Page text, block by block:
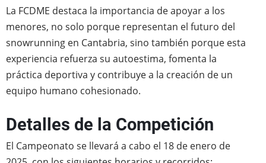
La FCDME destaca la importancia de apoyar a los
menores, no solo porque representan el futuro del
snowrunning en Cantabria, sino también porque esta
experiencia refuerza su autoestima, fomenta la
práctica deportiva y contribuye a la creación de un
equipo humano cohesionado.
Detalles de la Competición
El Campeonato se llevará a cabo el 18 de enero de